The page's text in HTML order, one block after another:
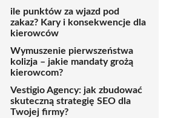
ile punktów za wjazd pod
zakaz? Kary i konsekwencje dla
kierowców
Wymuszenie pierwszeństwa
kolizja – jakie mandaty grożą
kierowcom?
Vestigio Agency: jak zbudować
skuteczną strategię SEO dla
Twojej firmy?